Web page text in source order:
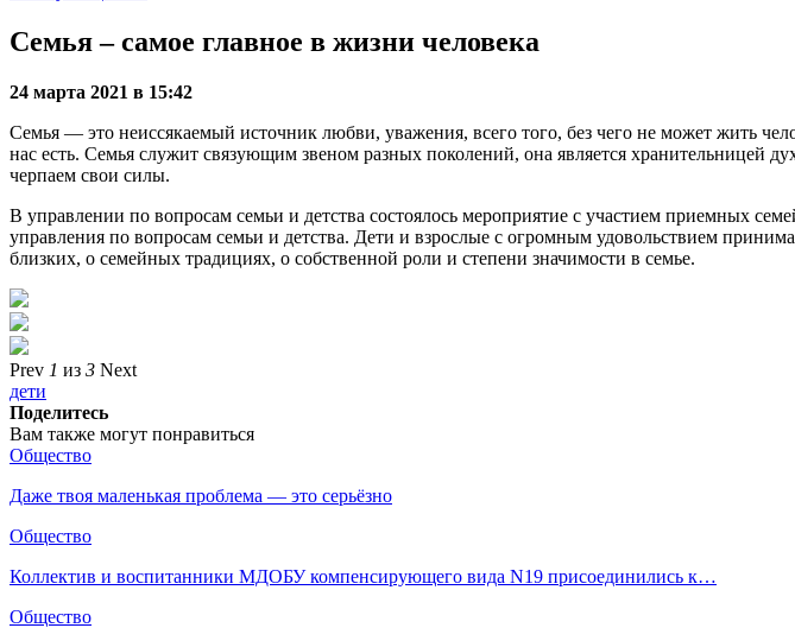
Семья – самое главное в жизни человека
24 марта 2021 в 15:42
Семья — это неиссякаемый источник любви, уважения, всего того, без чего не может жить
нас есть. Семья служит связующим звеном разных поколений, она является
черпаем свои силы.
В управлении по вопросам семьи и детства состоялось мероприятие с участием приемных
управления по вопросам семьи и детства. Дети и взрослые с огромным удовольствием
близких, о семейных традициях, о собственной роли и степени значимости в семье.
Prev 1 из 3 Next
дети
Поделитесь
Вам также могут понравиться
Общество
Даже твоя маленькая проблема — это серьёзно
Общество
Коллектив и воспитанники МДОБУ компенсирующего вида N19 присоединились к…
Общество